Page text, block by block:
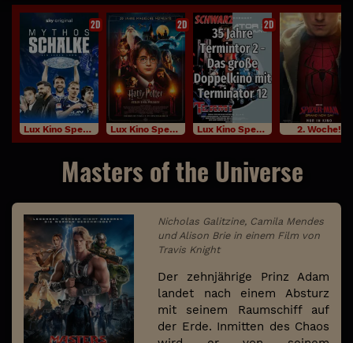
2D
Lux Kino Specials
2D
Lux Kino Specials
2D
Lux Kino Specials 2. Woche!
Masters of the Universe
Nicholas Galitzine, Camila Mendes
und Alison Brie in einem Film von
Travis Knight
Der zehnjährige Prinz Adam
landet nach einem Absturz
mit seinem Raumschiff auf
der Erde. Inmitten des Chaos